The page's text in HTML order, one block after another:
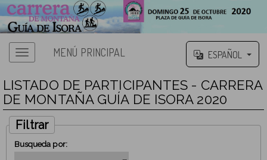
MENÚ PRINCIPAL ESPAÑOL
LISTADO DE PARTICIPANTES - CARRERA
DE MONTAÑA GUÍA DE ISORA 2020
Filtrar
Busqueda por: